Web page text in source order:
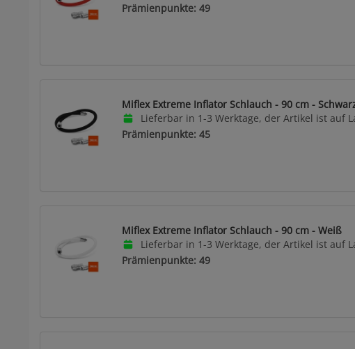
Prämienpunkte: 49
Miflex Extreme Inflator Schlauch - 90 cm -
Lieferbar in 1-3 Werktage, der Artikel ist auf
Prämienpunkte: 45
Miflex Extreme Inflator Schlauch - 90 cm - Weiß
Lieferbar in 1-3 Werktage, der Artikel ist auf
Prämienpunkte: 49